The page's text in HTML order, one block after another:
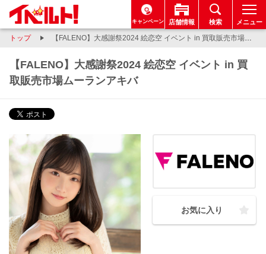
キャンペーン 店舗情報 検索 メニュー
トップ 【FALENO】大感謝祭2024 絵恋空 イベント in 買取販売市場ムーランアキバ
【FALENO】大感謝祭2024 絵恋空 イベント in 買
取販売市場ムーランアキバ
お気に入り